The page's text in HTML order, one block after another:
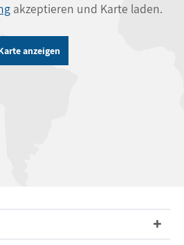
akzeptieren und Karte laden.
anzeigen